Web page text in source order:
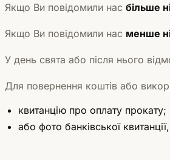
Якщо Ви повідомили нас більше
Якщо Ви повідомили нас менше
У день свята або після нього
Для повернення коштів або
квитанцію про оплату прокату;
або фото банківської